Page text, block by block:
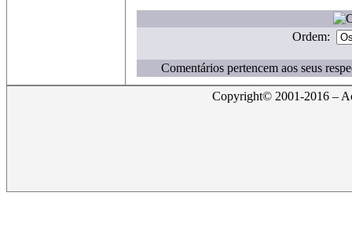
Ordem:
Comentários pertencem aos seus
Copyright© 2001-2016 –